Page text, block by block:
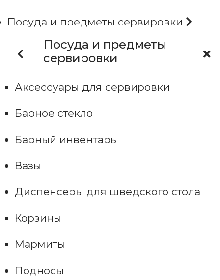
Посуда и предметы сервировки
Посуда и предметы
сервировки
Аксессуары для сервировки
Барное стекло
Барный инвентарь
Вазы
Диспенсеры для шведского стола
Корзины
Мармиты
Подносы